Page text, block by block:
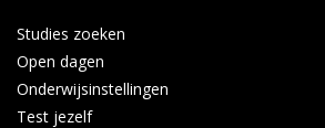
Studies zoeken
Open dagen
Onderwijsinstellingen
Test jezelf